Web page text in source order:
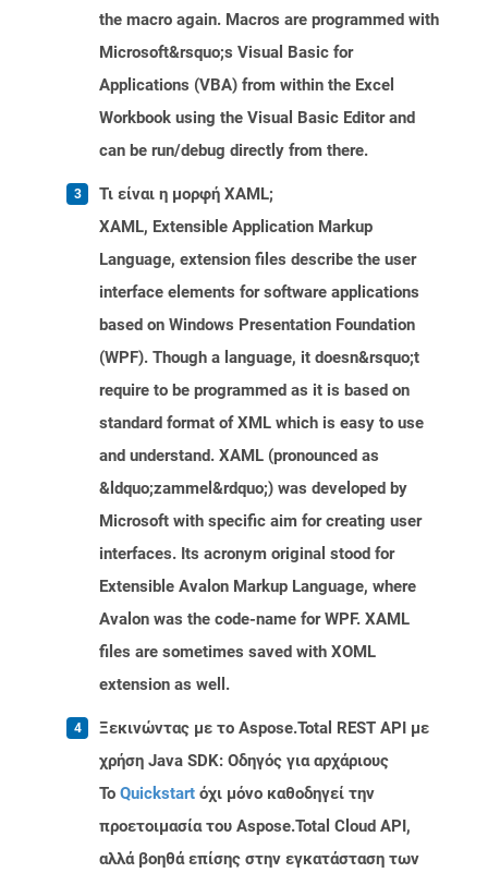
the macro again. Macros are programmed with
Microsoft&rsquo;s Visual Basic for
Applications (VBA) from within the Excel
Workbook using the Visual Basic Editor and
can be run/debug directly from there.
Τι είναι η μορφή XAML;
XAML, Extensible Application Markup
Language, extension files describe the user
interface elements for software applications
based on Windows Presentation Foundation
(WPF). Though a language, it doesn&rsquo;t
require to be programmed as it is based on
standard format of XML which is easy to use
and understand. XAML (pronounced as
&ldquo;zammel&rdquo;) was developed by
Microsoft with specific aim for creating user
interfaces. Its acronym original stood for
Extensible Avalon Markup Language, where
Avalon was the code-name for WPF. XAML
files are sometimes saved with XOML
extension as well.
Ξεκινώντας με το Aspose.Total REST API με
χρήση Java SDK: Οδηγός για αρχάριους
Το Quickstart όχι μόνο καθοδηγεί την
προετοιμασία του Aspose.Total Cloud API,
αλλά βοηθά επίσης στην εγκατάσταση των